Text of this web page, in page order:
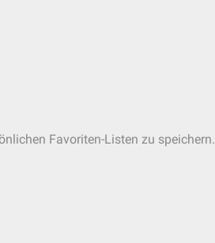
Favoriten-Listen zu speichern.